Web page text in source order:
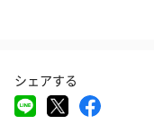
ムレを防いでくれ赤ち
赤ちゃんが快適に過ご
シェアする